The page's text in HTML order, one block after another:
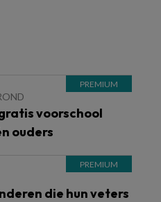
voorschool
ouders
die hun veters